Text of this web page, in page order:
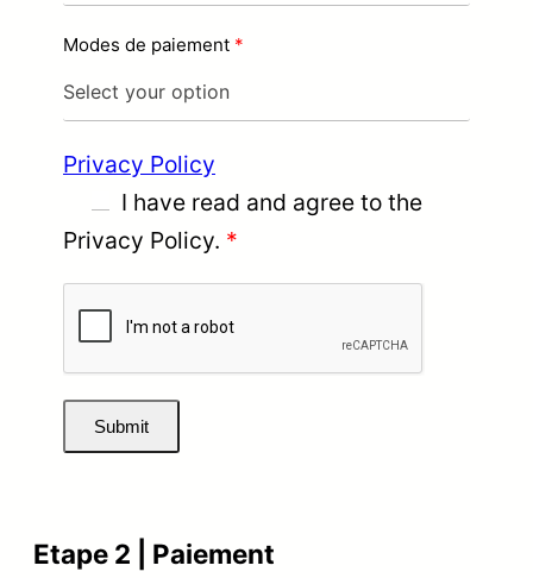
Modes de paiement
Privacy Policy
I have read and agree to the
Privacy Policy.
Submit
Etape 2 | Paiement